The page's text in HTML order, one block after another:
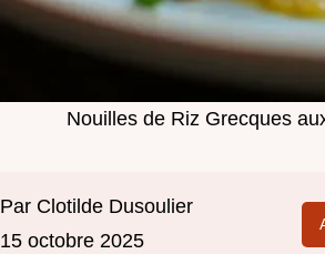
Nouilles de Riz Grecques
Par Clotilde Dusoulier
15 octobre 2025